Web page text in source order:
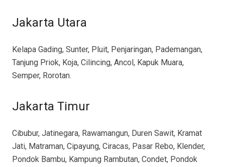
Jakarta Utara
Kelapa Gading, Sunter, Pluit, Penjaringan, Pademangan,
Tanjung Priok, Koja, Cilincing, Ancol, Kapuk Muara,
Semper, Rorotan.
Jakarta Timur
Cibubur, Jatinegara, Rawamangun, Duren Sawit, Kramat
Jati, Matraman, Cipayung, Ciracas, Pasar Rebo, Klender,
Pondok Bambu, Kampung Rambutan, Condet, Pondok